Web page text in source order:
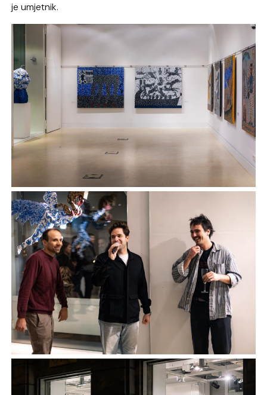
je umjetnik.